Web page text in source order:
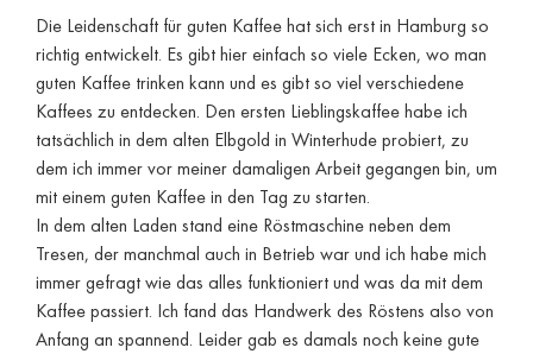
Die Leidenschaft für guten Kaffee hat sich erst in Hamburg so
richtig entwickelt. Es gibt hier einfach so viele Ecken, wo man
guten Kaffee trinken kann und es gibt so viel verschiedene
Kaffees zu entdecken. Den ersten Lieblingskaffee habe ich
tatsächlich in dem alten Elbgold in Winterhude probiert, zu
dem ich immer vor meiner damaligen Arbeit gegangen bin, um
mit einem guten Kaffee in den Tag zu starten.
In dem alten Laden stand eine Röstmaschine neben dem
Tresen, der manchmal auch in Betrieb war und ich habe mich
immer gefragt wie das alles funktioniert und was da mit dem
Kaffee passiert. Ich fand das Handwerk des Röstens also von
Anfang an spannend. Leider gab es damals noch keine gute